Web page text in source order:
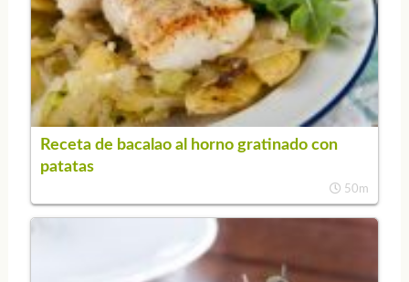
Receta de bacalao al horno gratinado con
patatas
50m